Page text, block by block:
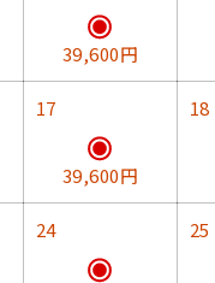
39,600円
17
39,600円
18
24 25